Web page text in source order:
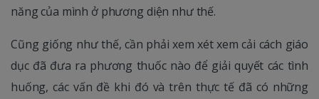
năng của mình ở phương diện như thế.
Cũng giống như thế, cần phải xem xét xem cải cách giáo
dục đã đưa ra phương thuốc nào để giải quyết các tình
huống, các vấn đề khi đó và trên thực tế đã có những